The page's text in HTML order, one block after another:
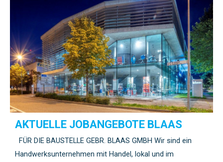
AKTUELLE JOBANGEBOTE BLAAS
FÜR DIE BAUSTELLE GEBR. BLAAS GMBH Wir sind ein
Handwerksunternehmen mit Handel, lokal und im